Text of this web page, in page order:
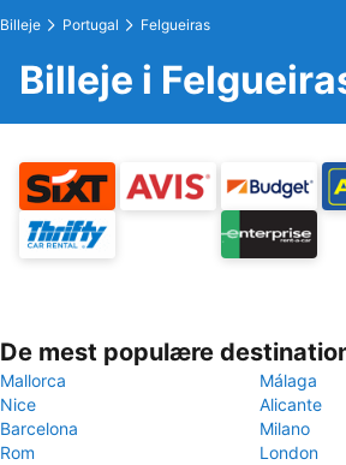
Billeje Portugal Felgueiras
Billeje i
De mest populære
Mallorca
Málaga
Nice
Alicante
Barcelona
Milano
Rom
London